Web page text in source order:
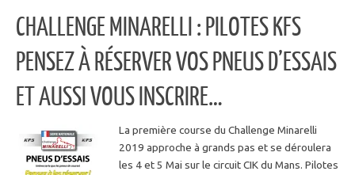
CHALLENGE MINARELLI : PILOTES KFS
PENSEZ À RÉSERVER VOS PNEUS D’ESSAIS
ET AUSSI VOUS INSCRIRE…
La première course du Challenge Minarelli
2019 approche à grands pas et se déroulera
les 4 et 5 Mai sur le circuit CIK du Mans. Pilotes